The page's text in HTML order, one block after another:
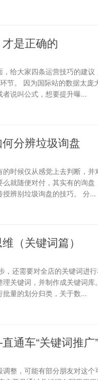
是正确的
给大家四条运营技巧的建
节。 因为国际站的数据太庞
说叫公式，想要提升曝...
分辨垃圾询盘
时候仅从感觉上去判断，
就随便对付，其实有的询
辨别垃圾询盘的技巧。 分...
（关键词篇）
还需要对全店的关键词进
关键词，并制作成关键词
量的划分归类，关于数...
通车“关键词推广
整，可能有部分朋友对这